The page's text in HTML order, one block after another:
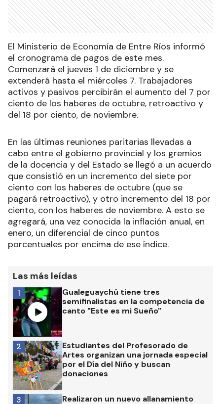
El Ministerio de Economía de Entre Ríos informó
el cronograma de pagos de este mes.
Comenzará el jueves 1 de diciembre y se
extenderá hasta el miércoles 7. Trabajadores
activos y pasivos percibirán el aumento del 7 por
ciento de los haberes de octubre, retroactivo y
del 18 por ciento, de noviembre.
En las últimas reuniones paritarias llevadas a
cabo entre el gobierno provincial y los gremios
de la docencia y del Estado se llegó a un acuerdo
que consistió en un incremento del siete por
ciento con los haberes de octubre (que se
pagará retroactivo), y otro incremento del 18 por
ciento, con los haberes de noviembre. A esto se
agregará, una vez conocida la inflación anual, en
enero, un diferencial de cinco puntos
porcentuales por encima de ese índice.
Las más leídas
Gualeguaychú tiene tres
semifinalistas en la competencia de
canto "Este es mi Sueño"
1
Estudiantes del Profesorado de
Artes organizan una jornada especial
por el Día del Niño y buscan
donaciones
2
Realizaron un nuevo allanamiento
3